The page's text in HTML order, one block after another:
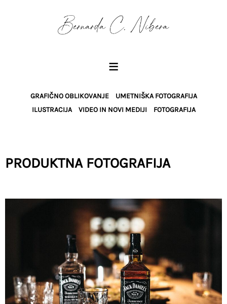
≡
BIOGRAFIJA
GRAFIČNO OBLIKOVANJE
UMETNIŠKA FOTOGRAFIJA
ILUSTRACIJA
VIDEO IN NOVI MEDIJI FOTOGRAFIJA
PRODUKTNA FOTOGRAFIJA